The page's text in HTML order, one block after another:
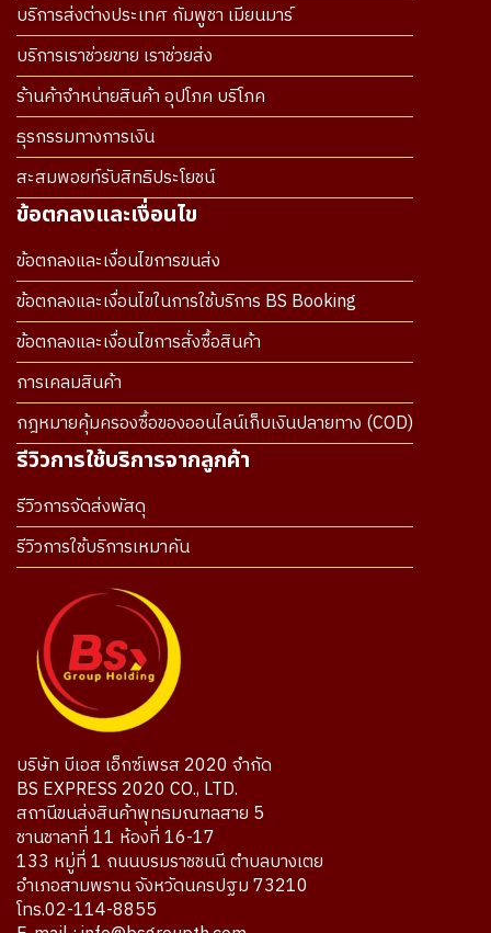
บริการส่งต่างประเทศ กัมพูชา เมียนมาร์
บริการเราช่วยขาย เราช่วยส่ง
ร้านค้าจำหน่ายสินค้า อุปโภค บริโภค
ธุรกรรมทางการเงิน
สะสมพอยท์รับสิทธิประโยชน์
ข้อตกลงและเงื่อนไข
ข้อตกลงและเงื่อนไขการขนส่ง
ข้อตกลงและเงื่อนไขในการใช้บริการ BS Booking
ข้อตกลงและเงื่อนไขการสั่งซื้อสินค้า
การเคลมสินค้า
กฎหมายคุ้มครองซื้อของออนไลน์เก็บเงินปลายทาง (COD)
รีวิวการใช้บริการจากลูกค้า
รีวิวการจัดส่งพัสดุ
รีวิวการใช้บริการเหมาคัน
บริษัท บีเอส เอ็กซ์เพรส 2020 จำกัด
BS EXPRESS 2020 CO., LTD.
สถานีขนส่งสินค้าพุทธมณฑลสาย 5
ชานชาลาที่ 11 ห้องที่ 16-17
133 หมู่ที่ 1 ถนนบรมราชชนนี ตำบลบางเตย
อำเภอสามพราน จังหวัดนครปฐม 73210
โทร.02-114-8855